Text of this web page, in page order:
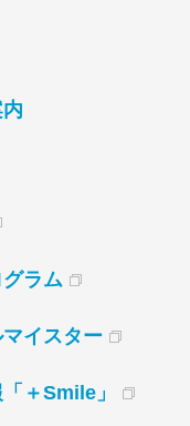
ラム
イスター
＋Smile」